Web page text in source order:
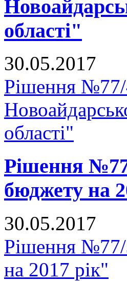
області"
30.05.2017
Рішення
області"
Рішення
бюджету на
30.05.2017
Рішення №77/
на 2017 рік"